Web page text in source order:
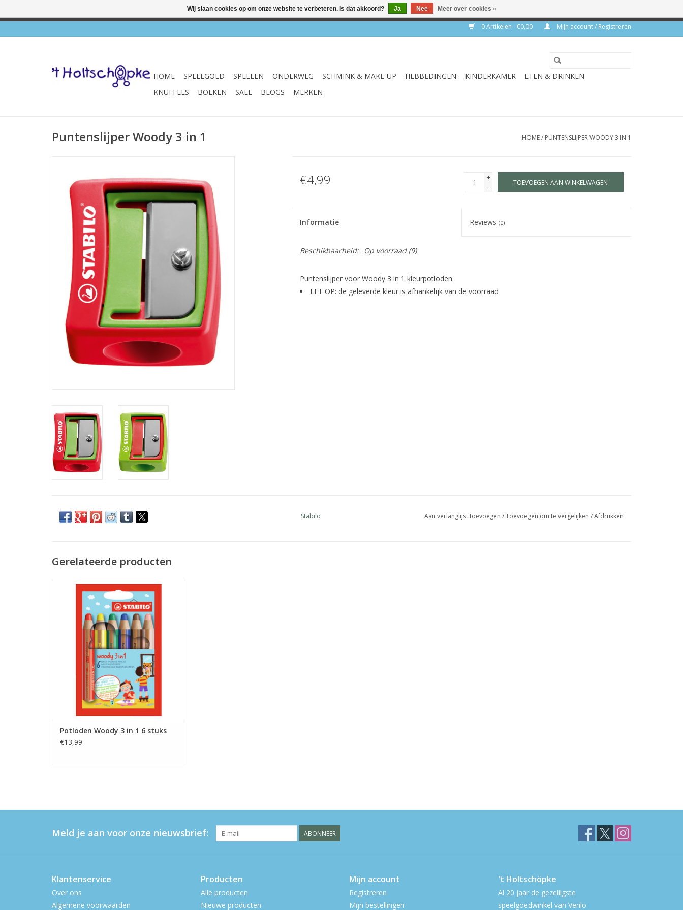
0 Artikelen - €0,00 Mijn account / Registreren
HOME SPEELGOED SPELLEN ONDERWEG SCHMINK & MAKE-UP HEBBEDINGEN KINDERKAMER
ETEN & DRINKEN
KNUFFELS
BOEKEN SALE BLOGS MERKEN
Puntenslijper Woody 3 in 1 HOME/ PUNTENSLIJPER WOODY 3 IN 1
€4,99
+
-
TOEVOEGEN AAN WINKELWAGEN
Informatie Reviews(0)
Beschikbaarheid: Op voorraad(9)
Puntenslijper voor Woody 3 in 1 kleurpotloden
LET OP: de geleverde kleur is afhankelijk van de voorraad
Stabilo Aan verlanglijst toevoegen /Toevoegen om te vergelijken /Afdrukken
Gerelateerde producten
Potloden Woody 3 in 1 6 stuks
TOEVOEGEN AAN WINKELWAGEN
Potloden Woody 3 in 1 6 stuks
€13,99
Meld je aan voor onze nieuwsbrief: ABONNEER
Klantenservice
Over ons
Algemene voorwaarden
Producten
Alle producten
Nieuwe producten
Mijn account
Registreren
Mijn bestellingen
't Holtschöpke
Al 20 jaar de gezelligste
speelgoedwinkel van Venlo
Wij slaan cookies op om onze website te verbeteren. Is dat akkoord? Ja Nee Meer over cookies »
✔ Winkel & webshop ✔ Gratis verzenden vanaf €75 ✔ Levertijd 1-3 werkdagen